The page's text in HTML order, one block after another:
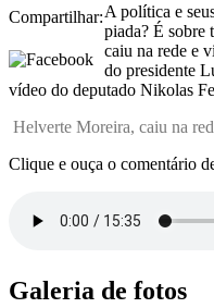
Compartilhar:A política e
piada? É sobre
caiu na rede e
do presidente
vídeo do deputado Nikolas
Helverte Moreira, caiu na
Clique e ouça o comentário
Galeria de fotos